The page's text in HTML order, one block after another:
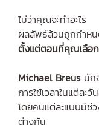
ไม่ว่าคุณจะทำอะไร
ผลลัพธ์ล้วนถูกกำหน
ตั้งแต่ตอนที่คุณเลือก
Michael Breusนัก
การใช้เวลาในแต่ละ
โดยคนแต่ละแบบมีช่
ต่างกัน